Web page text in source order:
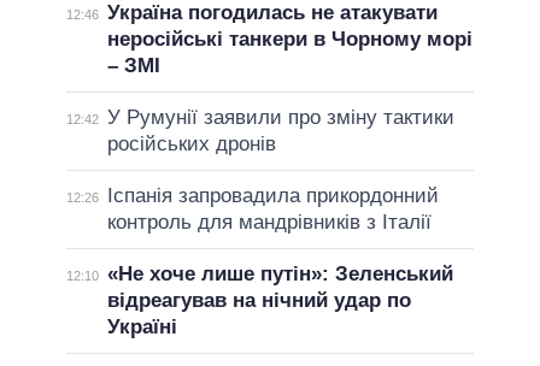
12:46 Україна погодилась не атакувати
неросійські танкери в Чорному морі
– ЗМІ
12:42 У Румунії заявили про зміну тактики
російських дронів
12:26
Іспанія запровадила прикордонний
контроль для мандрівників з Італії
12:10 «Не хоче лише путін»: Зеленський
відреагував на нічний удар по
Україні